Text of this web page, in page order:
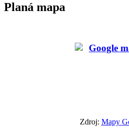
Planá mapa
Zdroj: Mapy